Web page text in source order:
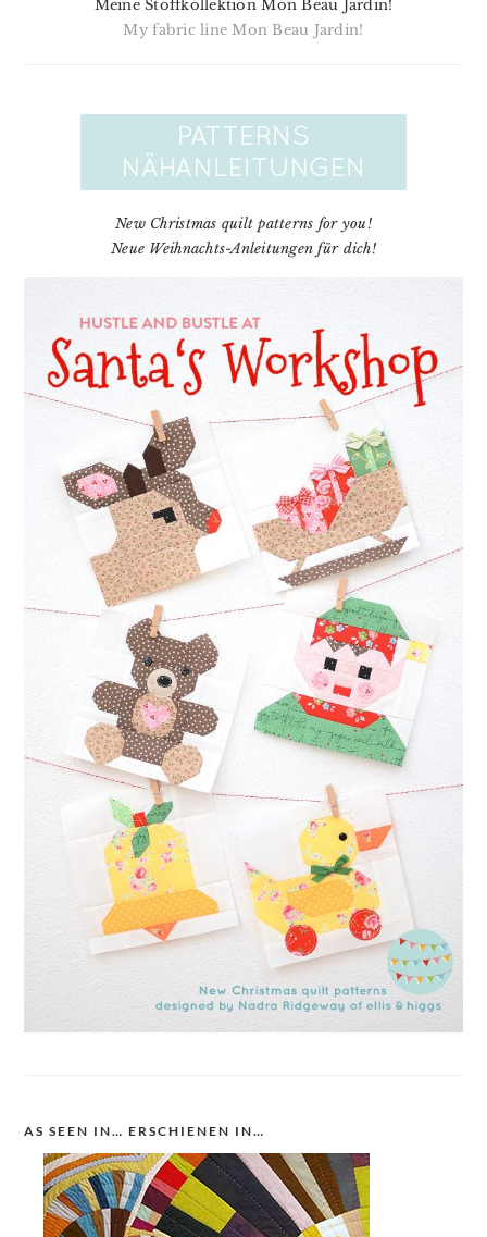
Meine Stoffkollektion Mon Beau Jardin!
My fabric line Mon Beau Jardin!
New Christmas quilt patterns for you!
Neue Weihnachts-Anleitungen für dich!
AS SEEN IN… ERSCHIENEN IN…